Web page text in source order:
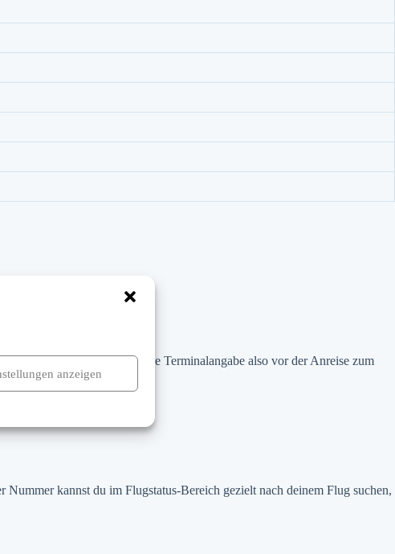
anzeigen
deine Bordkarte und die Terminalangabe also vor der Anreise zum
kannst du im Flugstatus-Bereich gezielt nach deinem Flug suchen,